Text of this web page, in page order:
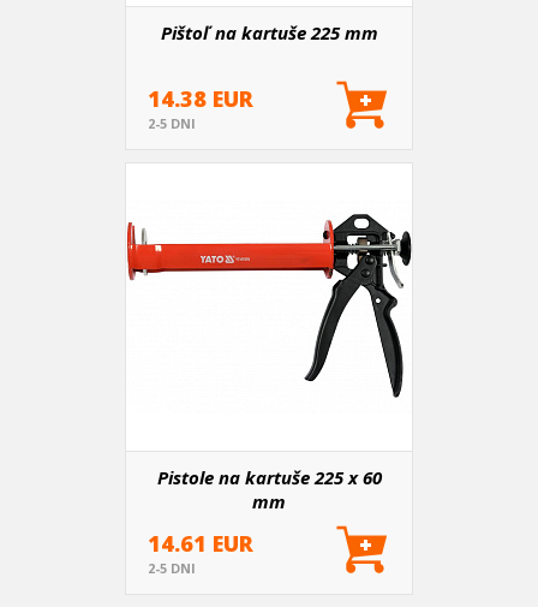
Pištoľ na kartuše 225 mm
14.38 EUR
2-5 DNI
Pistole na kartuše 225 x 60
mm
14.61 EUR
2-5 DNI